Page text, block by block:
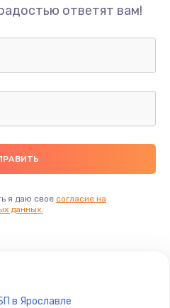
руб.
питания
руб.
питания
ответят вам!
я даю свое согласие на
данных.
в Ярославле